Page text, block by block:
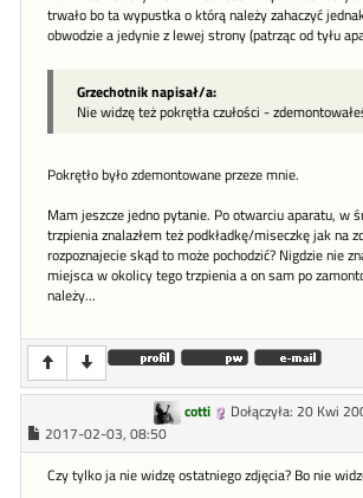
trwało bo ta wypustka o którą należy zahaczyć
obwodzie a jedynie z lewej strony (patrząc od tyłu
Grzechotnik napisał/a:
Nie widzę też pokrętła czułości -
Pokrętło było zdemontowane przeze mnie.
Mam jeszcze jedno pytanie. Po otwarciu aparatu, w
trzpienia znalazłem też podkładkę/miseczkę jak na
rozpoznajecie skąd to może pochodzić? Nigdzie nie
miejsca w okolicy tego trzpienia a on sam po
należy...
cotti
Dołączyła: 20 Kwi
2017-02-03, 08:50
Czy tylko ja nie widzę ostatniego zdjęcia? Bo nie